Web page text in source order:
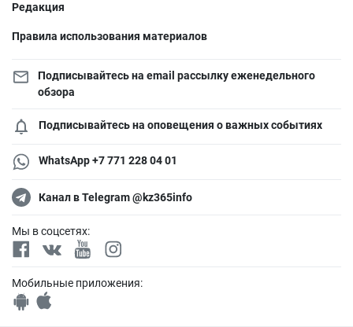
Редакция
Правила использования материалов
Подписывайтесь на email рассылку еженедельного
обзора
Подписывайтесь на оповещения о важных событиях
WhatsApp +7 771 228 04 01
Канал в Telegram @kz365info
Мы в соцсетях:
Мобильные приложения: